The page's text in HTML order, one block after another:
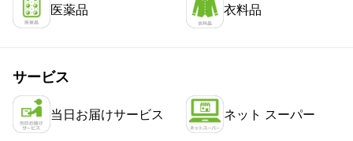
医薬品 衣料品
サービス
当日お届けサービス ネット スーパー